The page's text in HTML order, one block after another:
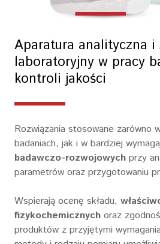
Aparatura analityczna i
laboratoryjny w pracy
kontroli jakości
Rozwiązania stosowane zarówno
badaniach, jak i w bardziej
badawczo-rozwojowych przy
parametrów oraz przygotowaniu
Wspierają ocenę składu,
fizykochemicznych oraz
produktów z przyjętymi